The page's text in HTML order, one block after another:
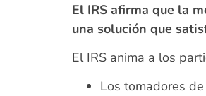
El IRS afirma que la
una solución que
El IRS anima a los
Los tomadores